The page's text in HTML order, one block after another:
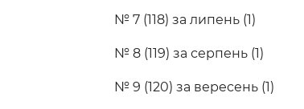
№ 7 (118) за липень (1)
№ 8 (119) за серпень (1)
№ 9 (120) за вересень (1)